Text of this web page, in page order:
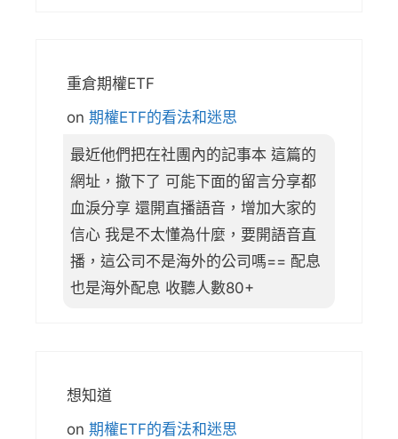
重倉期權ETF
on 期權ETF的看法和迷思
最近他們把在社團內的記事本 這篇的
網址，撤下了 可能下面的留言分享都
血淚分享 還開直播語音，增加大家的
信心 我是不太懂為什麼，要開語音直
播，這公司不是海外的公司嗎== 配息
也是海外配息 收聽人數80+
想知道
on 期權ETF的看法和迷思